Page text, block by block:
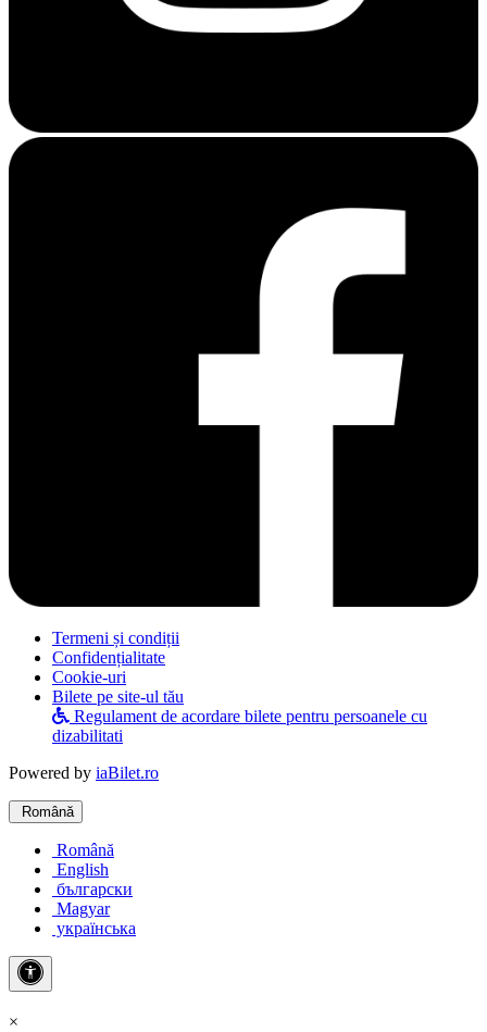
Termeni și condiții
Confidențialitate
Cookie-uri
Bilete pe site-ul tău
Regulament de acordare bilete pentru persoanele cu
dizabilitati
Powered by iaBilet.ro
Română
Română
English
български
Magyar
українська
×